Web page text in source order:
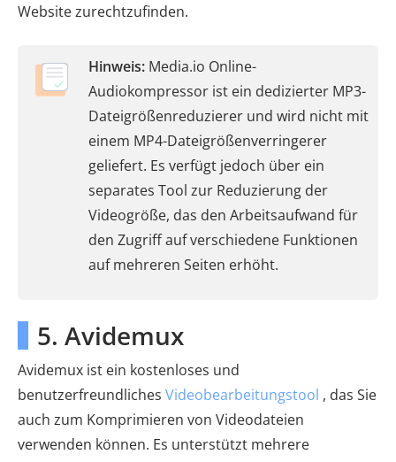
Website zurechtzufinden.
Hinweis: Media.io Online-
Audiokompressor ist ein dedizierter MP3-
Dateigrößenreduzierer und wird nicht mit
einem MP4-Dateigrößenverringerer
geliefert. Es verfügt jedoch über ein
separates Tool zur Reduzierung der
Videogröße, das den Arbeitsaufwand für
den Zugriff auf verschiedene Funktionen
auf mehreren Seiten erhöht.
5. Avidemux
Avidemux ist ein kostenloses und
benutzerfreundliches Videobearbeitungstool , das Sie
auch zum Komprimieren von Videodateien
verwenden können. Es unterstützt mehrere